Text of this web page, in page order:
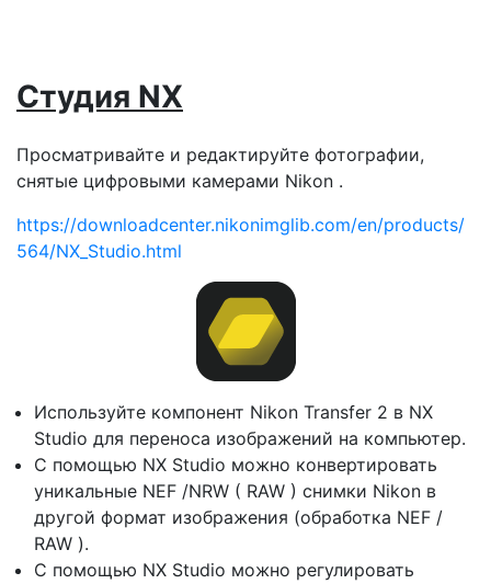
Студия NX
Просматривайте и редактируйте фотографии,
снятые цифровыми камерами Nikon .
https://downloadcenter.nikonimglib.com/en/products/
564/NX_Studio.html
Используйте компонент Nikon Transfer 2 в NX
Studio для переноса изображений на компьютер.
С помощью NX Studio можно конвертировать
уникальные NEF /NRW ( RAW ) снимки Nikon в
другой формат изображения (обработка NEF /
RAW ).
С помощью NX Studio можно регулировать